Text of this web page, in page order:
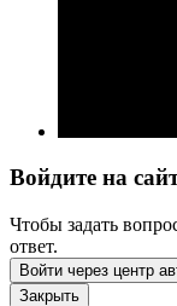
Войдите на
Чтобы задать
ответ.
Войти через центр
Закрыть